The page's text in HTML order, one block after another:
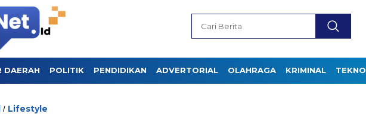
DAERAH POLITIK PENDIDIKAN ADVERTORIAL OLAHRAGA KRIMINAL TEKNO
/ Lifestyle